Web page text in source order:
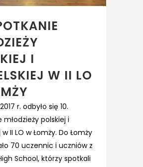
I
W II LO
r. odbyło się 10.
polskiej i
II LO w Łomży. Do Łomży
70 uczennic i uczniów z
School, którzy spotkali